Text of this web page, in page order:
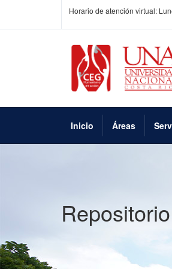
Horario de atención virtual:
Inicio Áreas
Repositorio